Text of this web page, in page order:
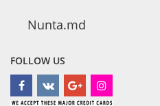
Nunta.md
FOLLOW US